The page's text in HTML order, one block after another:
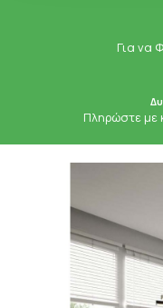
Για να
Πληρώστε με